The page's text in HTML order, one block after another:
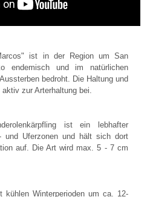
ist in der Region um San
endemisch und im natürlichen
bedroht. Die Haltung und
zur Arterhaltung bei.
ist ein lebhafter
und Uferzonen und hält sich dort
auf. Die Art wird max. 5 - 7 cm
kühlen Winterperioden um ca. 12-